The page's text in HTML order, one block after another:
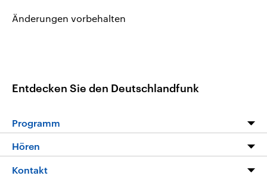
Änderungen vorbehalten
Entdecken Sie den Deutschlandfunk
Programm
Programm
Hören
Livestream
Kontakt